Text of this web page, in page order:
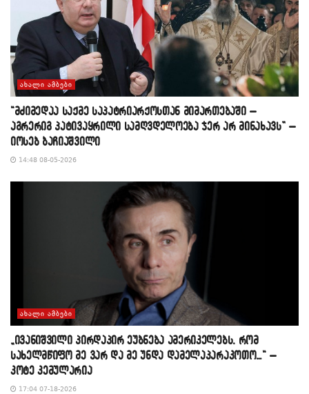
ᲐᲮᲐᲚᲘ ᲐᲛᲑᲔᲑᲘ
“მძიმედაა საქმე საპატრიარქოსთან მიმართებაში –
აგრერიგ პატივაყრილი სამღვდელოება ჯერ არ მინახავს” –
იოსებ ბაჩიაშვილი
14:48 08-05-2026
ᲐᲮᲐᲚᲘ ᲐᲛᲑᲔᲑᲘ
„ივანიშვილი პირდაპირ ეუბნება ამერიკელებს, რომ
სახელმწიფო მე ვარ და მე უნდა დამელაპარაკოთო…“ –
კოტე კემულარია
17:04 07-18-2026